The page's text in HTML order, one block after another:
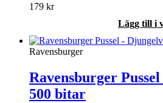
179 kr
Lägg till i
Ravensburger
Ravensburger
500 bitar